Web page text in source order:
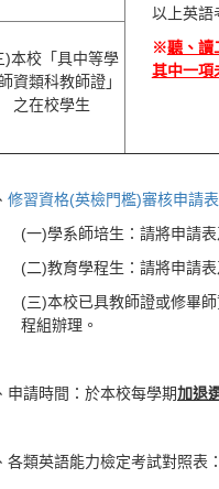
以上英語
※聽、讀
其中一項
)本校「具中等學
資類科教師證」
之在校學生
修習資格(英檢門檻)審核申請表
(一)學系師培生：請將申請
(二)教育學程生：請將申請
(三)本校已具教師證或修畢
程組辦理。
申請時間：於本校每學期加退
各類英語能力檢定考試對照表